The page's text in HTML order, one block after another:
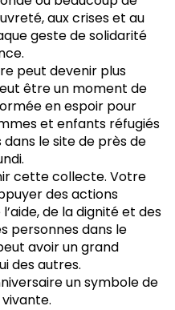
aux crises et au
geste de solidarité
peut devenir plus
être un moment de
en espoir pour
et enfants réfugiés
le site de près de
cette collecte. Votre
des actions
de la dignité et des
personnes dans le
avoir un grand
des autres.
un symbole de